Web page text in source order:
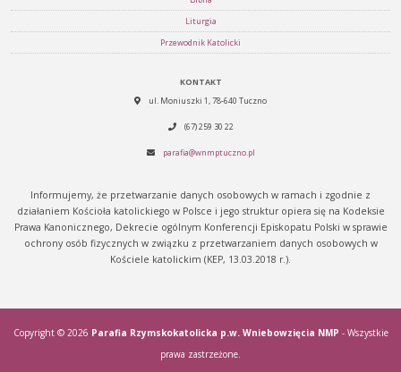
Liturgia
Przewodnik Katolicki
KONTAKT
ul. Moniuszki 1, 78-640 Tuczno
(67) 259 30 22
parafia@wnmptuczno.pl
Informujemy, że przetwarzanie danych osobowych w ramach i zgodnie z
działaniem Kościoła katolickiego w Polsce i jego struktur opiera się na Kodeksie
Prawa Kanonicznego, Dekrecie ogólnym Konferencji Episkopatu Polski w sprawie
ochrony osób fizycznych w związku z przetwarzaniem danych osobowych w
Kościele katolickim (KEP, 13.03.2018 r.).
Copyright © 2026 Parafia Rzymskokatolicka p.w. Wniebowzięcia NMP - Wszystkie
prawa zastrzeżone.